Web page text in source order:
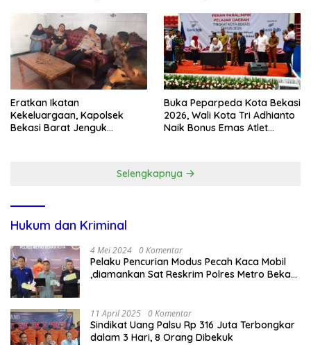
Eratkan Ikatan
Kekeluargaan, Kapolsek
Bekasi Barat Jenguk
Buka Peparpeda Kota Bekasi
2026, Wali Kota Tri Adhianto
Naik Bonus Emas Atlet
Selengkapnya
Hukum dan Kriminal
4 Mei 2024 0 Komentar
Pelaku Pencurian Modus Pecah Kaca Mobil
,diamankan Sat Reskrim Polres Metro Bekasi
11 April 2025 0 Komentar
Sindikat Uang Palsu Rp 316 Juta Terbongkar
dalam 3 Hari, 8 Orang Dibekuk